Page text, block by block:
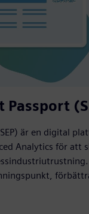
är en digital
Analytics för att